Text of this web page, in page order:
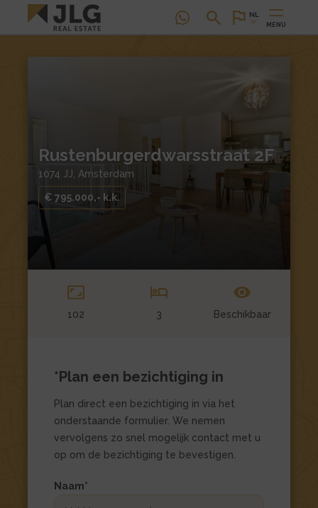
NL
MENU
Rustenburgerdwarsstraat 2F
1074 JJ, Amsterdam
€ 795.000,- k.k.
102 3 Beschikbaar
*Plan een bezichtiging in
Plan direct een bezichtiging in via het
onderstaande formulier. We nemen
vervolgens zo snel mogelijk contact met u
op om de bezichtiging te bevestigen.
Dit
Naam*